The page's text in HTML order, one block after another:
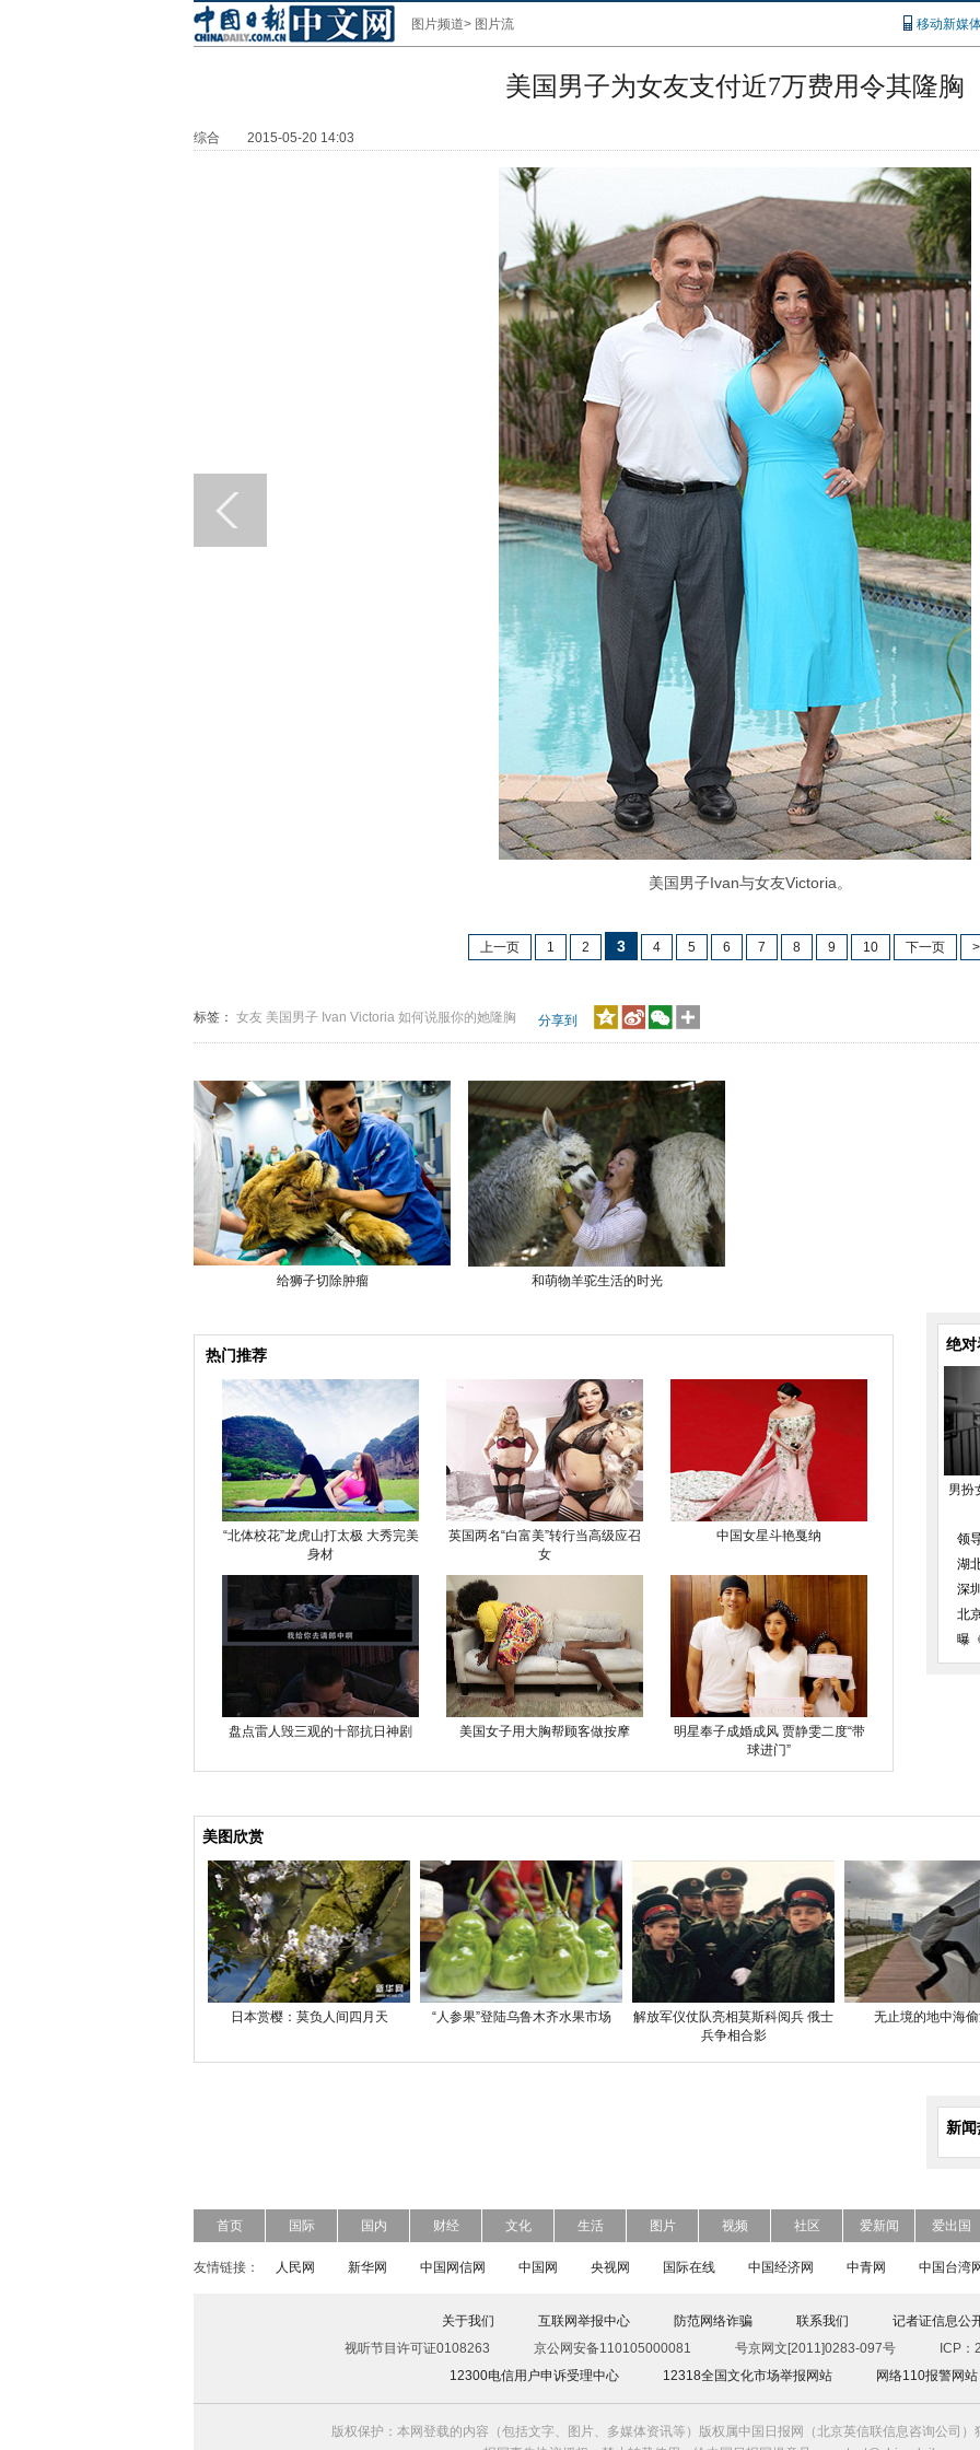
图片频道> 图片流 移动新媒
美国男子为女友支付近7万费用令其隆胸
综合 2015-05-20 14:03
美国男子Ivan与女友Victoria。
上一页 1 2 3 4 5 6 7 8 9 10 下一页
标签： 女友 美国男子 Ivan Victoria 如何说服你的她隆胸 分享到
给狮子切除肿瘤 和萌物羊驼生活的时光
热门推荐
“北体校花”龙虎山打太极 大秀完美
身材
英国两名“白富美”转行当高级应召
女
中国女星斗艳戛纳
盘点雷人毁三观的十部抗日神剧 美国女子用大胸帮顾客做按摩
明星奉子成婚成风 贾静雯二度“带
球进门”
绝对
男扮
领
湖
深
北
曝
美图欣赏
日本赏樱：莫负人间四月天 “人参果”登陆乌鲁木齐水果市场
解放军仪仗队亮相莫斯科阅兵 俄士
兵争相合影
无止境的地中海
新
首页 国际 国内 财经 文化 生活 图片 视频 社区 爱新闻 爱出国
友情链接： 人民网 新华网 中国网信网 中国网 央视网 国际在线 中国经济网 中青网 中国台湾
关于我们 互联网举报中心 防范网络诈骗 联系我们
记者证信息公
视听节目许可证0108263
京公网安备110105000081 号京网文[2011]0283-097号
ICP
12300电信用户申诉受理中心
12318全国文化市场举报网站 网络110报警网站
版权保护：本网登载的内容（包括文字、图片、多媒体资讯等）版权属中国日报网（北京英信联信息咨询公司